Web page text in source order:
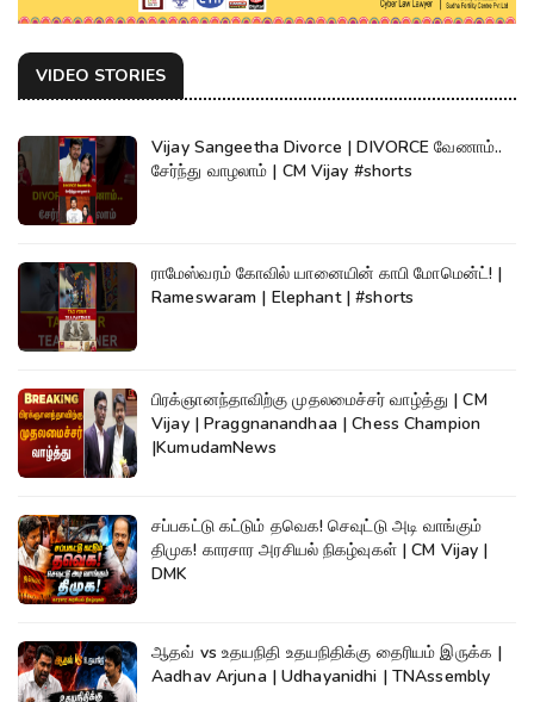
VIDEO STORIES
Vijay Sangeetha Divorce | DIVORCE வேணாம்..
சேர்ந்து வாழலாம் | CM Vijay #shorts
ராமேஸ்வரம் கோவில் யானையின் காபி மோமென்ட்! |
Rameswaram | Elephant | #shorts
பிரக்ஞானந்தாவிற்கு முதலமைச்சர் வாழ்த்து | CM
Vijay | Praggnanandhaa | Chess Champion
|KumudamNews
சப்பகட்டு கட்டும் தவெக! செவுட்டு அடி வாங்கும்
திமுக! காரசார அரசியல் நிகழ்வுகள் | CM Vijay |
DMK
ஆதவ் vs உதயநிதி உதயநிதிக்கு தைரியம் இருக்க |
Aadhav Arjuna | Udhayanidhi | TNAssembly